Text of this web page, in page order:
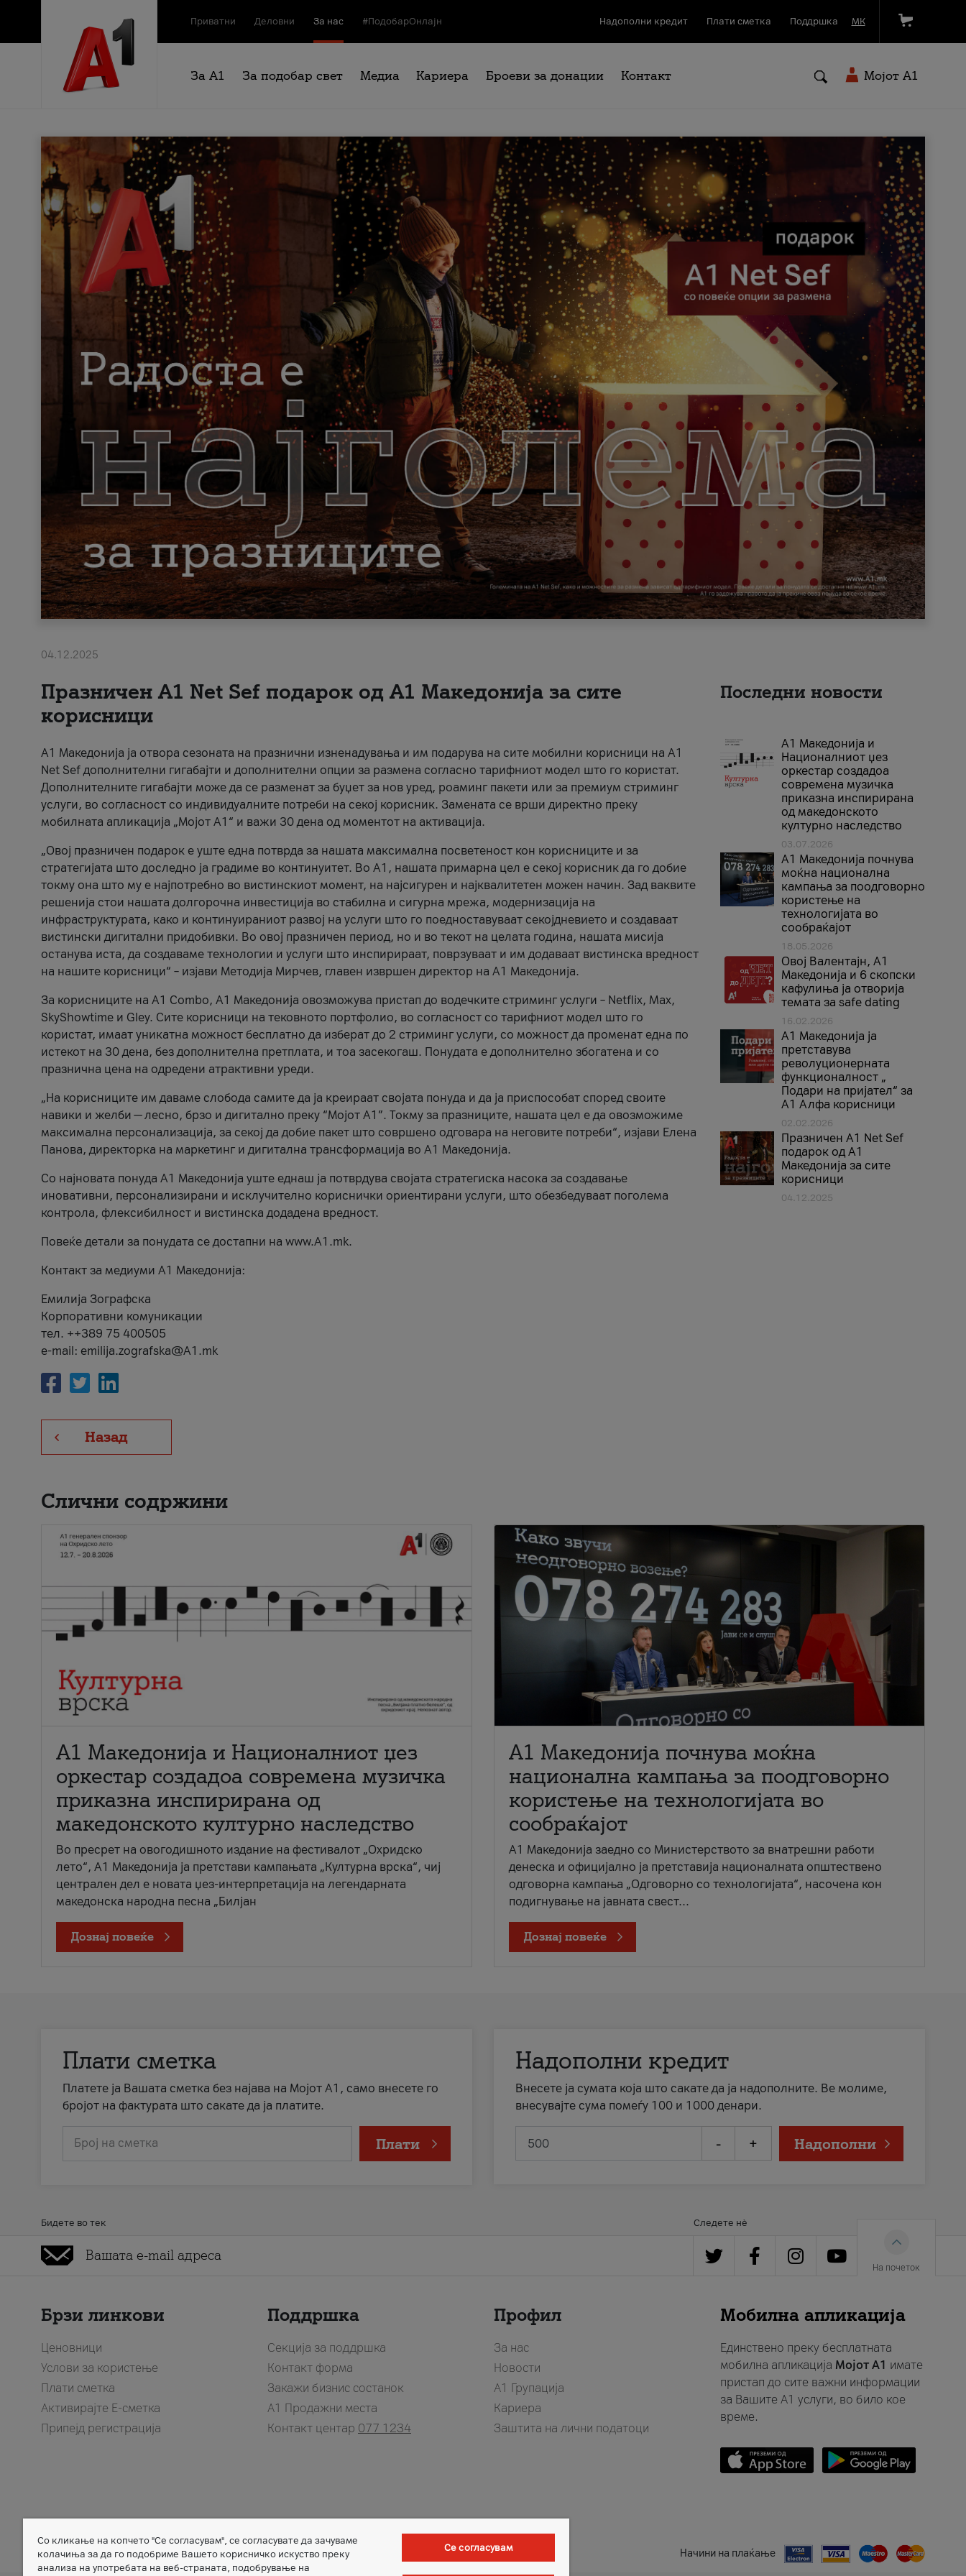
Приватни Деловни За нас #ПодобарОнлајн Надополни кредит Плати сметка Поддршка МК
За А1 За подобар свет Медиа Кариера Броеви за донации Контакт Мојот A1
04.12.2025
Празничен A1 Net Sеf подарок од А1 Македонија за сите
корисници
А1 Македонија ја отвора сезоната на празнични изненадувања и им подарува на сите мобилни корисници на A1
Net Sef дополнителни гигабајти и дополнителни опции за размена согласно тарифниот модел што го користат.
Дополнителните гигабајти може да се разменат за буџет за нов уред, роаминг пакети или за премиум стриминг
услуги, во согласност со индивидуалните потреби на секој корисник. Замената се врши директно преку
мобилната апликација „Мојот А1“ и важи 30 дена од моментот на активација.
„Овој празничен подарок е уште една потврда за нашата максимална посветеност кон корисниците и за
стратегијата што доследно ја градиме во континуитет. Во А1, нашата примарна цел е секој корисник да го добие
токму она што му е најпотребно во вистинскиот момент, на најсигурен и најквалитетен можен начин. Зад ваквите
решенија стои нашата долгорочна инвестиција во стабилна и сигурна мрежа, модернизација на
инфраструктурата, како и континуираниот развој на услуги што го поедноставуваат секојдневието и создаваат
вистински дигитални придобивки. Во овој празничен период, но и во текот на целата година, нашата мисија
останува иста, да создаваме технологии и услуги што инспирираат, поврзуваат и им додаваат вистинска вредност
на нашите корисници“ – изјави Методија Мирчев, главен извршен директор на А1 Македонија.
За корисниците на A1 Combo, А1 Македонија овозможува пристап до водечките стриминг услуги – Netflix, Max,
SkyShowtime и Gley. Сите корисници на тековното портфолио, во согласност со тарифниот модел што го
користат, имаат уникатна можност бесплатно да изберат до 2 стриминг услуги, со можност да променат една по
истекот на 30 дена, без дополнителна претплата, и тоа засекогаш. Понудата е дополнително збогатена и со
празнична цена на одредени атрактивни уреди.
„На корисниците им даваме слобода самите да ја креираат својата понуда и да ја приспособат според своите
навики и желби — лесно, брзо и дигитално преку “Мојот А1”. Токму за празниците, нашата цел е да овозможиме
максимална персонализација, за секој да добие пакет што совршено одговара на неговите потреби“, изјави Елена
Панова, директорка на маркетинг и дигитална трансформација во А1 Македонија.
Со најновата понуда А1 Македонија уште еднаш ја потврдува својата стратегиска насока за создавање
иновативни, персонализирани и исклучително кориснички ориентирани услуги, што обезбедуваат поголема
контрола, флексибилност и вистинска додадена вредност.
Повеќе детали за понудата се достапни на www.А1.mk.
Контакт за медиуми А1 Македонија:
Емилија Зографска
Корпоративни комуникации
тел. ++389 75 400505
e-mail: emilija.zografska@A1.mk
Назад
Последни новости
А1 Македонија и
Националниот џез
оркестар создадоа
современа музичка
приказна инспирирана
од македонското
културно наследство
03.07.2026
A1 Македонија почнува
моќна национална
кампања за поодговорно
користење на
технологијата во
сообраќајот
18.05.2026
Овој Валентајн, A1
Македонија и 6 скопски
кафулиња ја отворија
темата за safe dating
16.02.2026
А1 Македонија ја
претставува
револуционерната
функционалност „
Подари на пријател“ за
А1 Алфа корисници
02.02.2026
Празничен A1 Net Sеf
подарок од А1
Македонија за сите
корисници
04.12.2025
Слични содржини
А1 Македонија и Националниот џез
оркестар создадоа современа музичка
приказна инспирирана од
македонското културно наследство
Во пресрет на овогодишното издание на фестивалот „Охридско
лето“, А1 Македонија ја претстави кампањата „Културна врска“, чиј
централен дел е новата џез-интерпретација на легендарната
македонска народна песна „Билјан
Дознај повеќе
A1 Македонија почнува моќна
национална кампања за поодговорно
користење на технологијата во
сообраќајот
A1 Македонија заедно со Министерството за внатрешни работи
денеска и официјално ја претставија националната општествено
одговорна кампања „Одговорно со технологијата“, насочена кон
подигнување на јавната свест...
Дознај повеќе
Плати сметка
Платете ја Вашата сметка без најава на Мојот А1, само внесете го
бројот на фактурата што сакате да ја платите.
Број на сметка Плати
Надополни кредит
Внесете ја сумата која што сакате да ја надополните. Ве молиме,
внесувајте сума помеѓу 100 и 1000 денари.
- + Надополни
Бидете во тек Следете нè
На почеток
Брзи линкови
Ценовници
Услови за користење
Плати сметка
Активирајте Е-сметка
Припејд регистрација
Поддршка
Секција за поддршка
Контакт форма
Закажи бизнис состанок
A1 Продажни места
Контакт центар 077 1234
Профил
За нас
Новости
А1 Групација
Кариера
Заштита на лични податоци
Мобилна апликација
Единствено преку бесплатната
мобилна апликација Мојот A1 имате
пристап до сите важни информации
за Вашите A1 услуги, во било кое
време.
Member of Начини на плаќање
Со кликање на копчето "Се согласувам", се согласувате да зачуваме
колачиња за да го подобриме Вашето корисничко искуство преку
анализа на употребата на веб-страната, подобрување на
Се согласувам